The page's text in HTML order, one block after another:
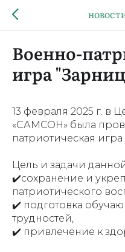
Военно-
игра
13 февраля 2025 г. в
«САМСОН» была
патриотическая
Цель и задачи
✔️сохранение и
патриотического
✔️ подготовка
трудностей,
✔️ привлечение к